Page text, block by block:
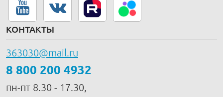
КОНТАКТЫ
363030@mail.ru
8 800 200 4932
пн-пт 8.30 - 17.30,